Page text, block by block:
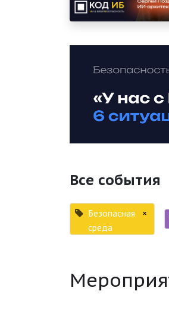
Все события
Безопасная
среда
×